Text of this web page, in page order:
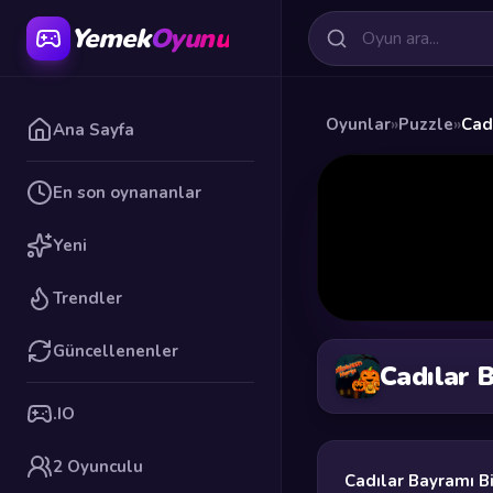
YemekOyunu
Ana Sayfa
En son oynananlar
Yeni
Trendler
Güncellenenler
.IO
2 Oyunculu
Oyunlar»Puzzle»
Cadılar
Cadılar Bayramı